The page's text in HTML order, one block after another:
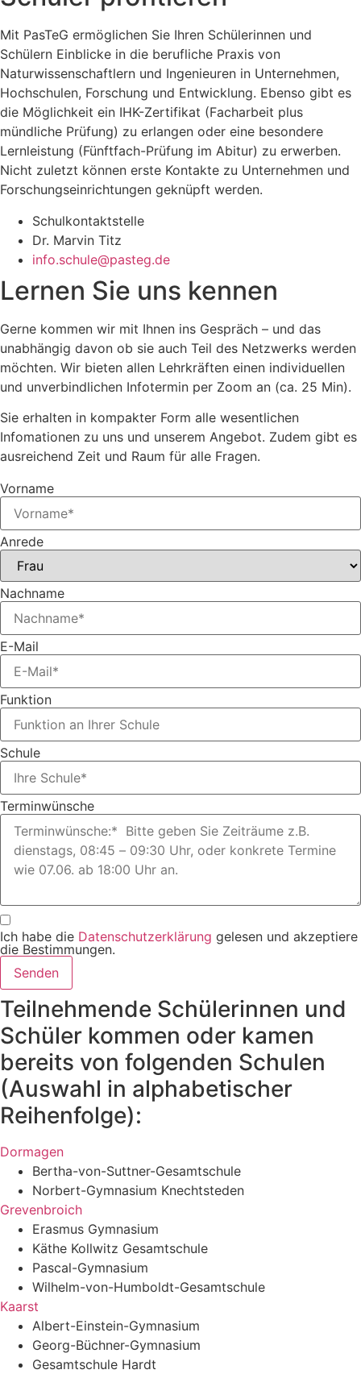
Mit PasTeG ermöglichen Sie Ihren Schülerinnen und
Schülern Einblicke in die berufliche Praxis von
Naturwissenschaftlern und Ingenieuren in Unternehmen,
Hochschulen, Forschung und Entwicklung. Ebenso gibt es
die Möglichkeit ein IHK-Zertifikat (Facharbeit plus
mündliche Prüfung) zu erlangen oder eine besondere
Lernleistung (Fünftfach-Prüfung im Abitur) zu erwerben.
Nicht zuletzt können erste Kontakte zu Unternehmen und
Forschungseinrichtungen geknüpft werden.
Schulkontaktstelle
Dr. Marvin Titz
info.schule@pasteg.de
Lernen Sie uns kennen
Gerne kommen wir mit Ihnen ins Gespräch – und das
unabhängig davon ob sie auch Teil des Netzwerks werden
möchten. Wir bieten allen Lehrkräften einen individuellen
und unverbindlichen Infotermin per Zoom an (ca. 25 Min).
Sie erhalten in kompakter Form alle wesentlichen
Infomationen zu uns und unserem Angebot. Zudem gibt es
ausreichend Zeit und Raum für alle Fragen.
Vorname
Anrede
Nachname
E-Mail
Funktion
Schule
Terminwünsche
Ich habe die Datenschutzerklärung gelesen und akzeptiere
die Bestimmungen.
Senden
Teilnehmende Schülerinnen und
Schüler kommen oder kamen
bereits von folgenden Schulen
(Auswahl in alphabetischer
Reihenfolge):
Dormagen
Bertha-von-Suttner-Gesamtschule
Norbert-Gymnasium Knechtsteden
Grevenbroich
Erasmus Gymnasium
Käthe Kollwitz Gesamtschule
Pascal-Gymnasium
Wilhelm-von-Humboldt-Gesamtschule
Kaarst
Albert-Einstein-Gymnasium
Georg-Büchner-Gymnasium
Gesamtschule Hardt